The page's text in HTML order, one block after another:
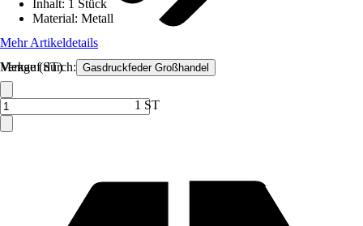
Verkauf durch: Gasdruckfeder Großhandel
Inhalt: 1 Stück
Material: Metall
Mehr Artikeldetails
Menge (ST)
1 ST